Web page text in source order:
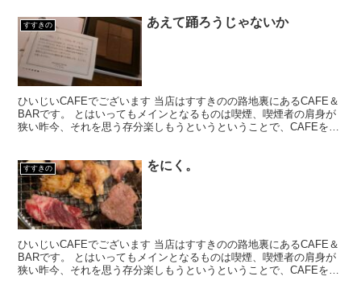
すすきの あえて踊ろうじゃないか
ひいじいCAFEでございます 当店はすすきのの路地裏にあるCAFE＆
BARです。 とはいってもメインとなるものは喫煙、喫煙者の肩身が
狭い昨今、それを思う存分楽しもうというということで、CAFEを名
すすきの をにく。
ひいじいCAFEでございます 当店はすすきのの路地裏にあるCAFE＆
BARです。 とはいってもメインとなるものは喫煙、喫煙者の肩身が
狭い昨今、それを思う存分楽しもうというということで、CAFEを名